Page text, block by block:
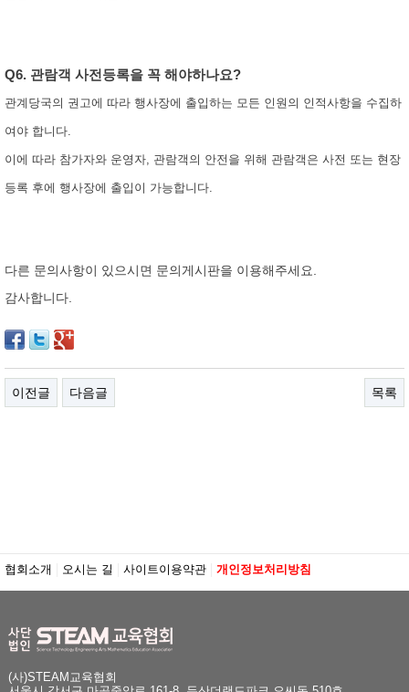
Q6. 관람객 사전등록을 꼭 해야하나요?
관계당국의 권고에 따라 행사장에 출입하는 모든 인원의 인적사항을 수집하
여야 합니다.
이에 따라 참가자와 운영자, 관람객의 안전을 위해 관람객은 사전 또는 현장
등록 후에 행사장에 출입이 가능합니다.
다른 문의사항이 있으시면 문의게시판을 이용해주세요.
감사합니다.
이전글 다음글 목록
협회소개 오시는 길 사이트이용약관 개인정보처리방침
(사)STEAM교육협회